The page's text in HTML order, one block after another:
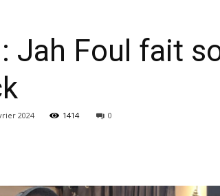
Jah Foul fait
2024 1414 0